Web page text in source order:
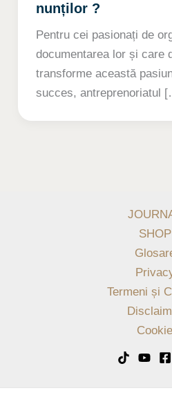
nunților ?
Pentru cei pasionați de
documentarea lor și care
transforme această
succes, antreprenoriatul
SHOP
Termeni și
Cookie